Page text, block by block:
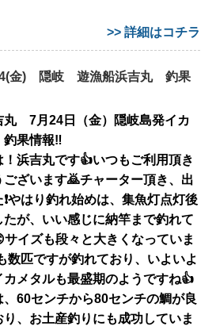
>> 詳細はコチラ
金) 隠岐 遊漁船浜吉丸 釣果
丸 7月24日（金）隠岐島発イカ
果情報‼️
！浜吉丸です👍いつもご利用頂き
ございます🙇チャーター頂き、出
やはり釣れ始めは、集魚灯点灯後
たが、いい感じに納竿まで釣れて
サイズも段々と大きくなっていま
数匹ですが釣れており、いよいよ
カメタルも最盛期のようですね👍
、60センチから80センチの鯛が良
り、お土産釣りにも成功していま